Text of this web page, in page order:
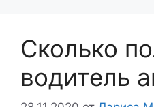
Сколько
водитель